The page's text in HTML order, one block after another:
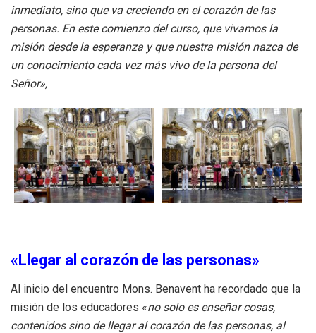
inmediato, sino que va creciendo en el corazón de las
personas. En este comienzo del curso, que vivamos la
misión desde la esperanza y que nuestra misión nazca de
un conocimiento cada vez más vivo de la persona del
Señor»,
«Llegar al corazón de las personas»
Al inicio del encuentro Mons. Benavent ha recordado que la
misión de los educadores «no solo es enseñar cosas,
contenidos sino de llegar al corazón de las personas, al